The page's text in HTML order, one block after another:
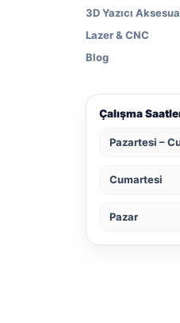
3D Yazıcı
Lazer & CNC
Blog
Çalışma
Pazartesi –
Cumartesi
Pazar